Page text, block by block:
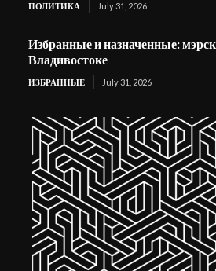
ПОЛИТИКА July 31, 2026
Избранные и назначенные:
Владивостоке
ИЗБРАННЫЕ July 31, 2026